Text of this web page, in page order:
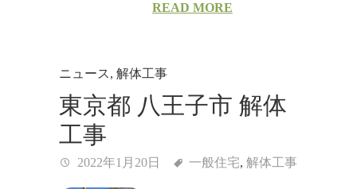
READ MORE
ニュース, 解体工事
東京都 八王子市 解体
工事
2022年1月20日 一般住宅, 解体工事